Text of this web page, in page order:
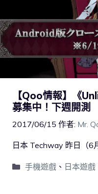
【Qoo情報】《
募集中！下週開測
2017/06/15 作者: Mr.
日本 Techway 昨日（6
手機遊戲、 日本遊戲